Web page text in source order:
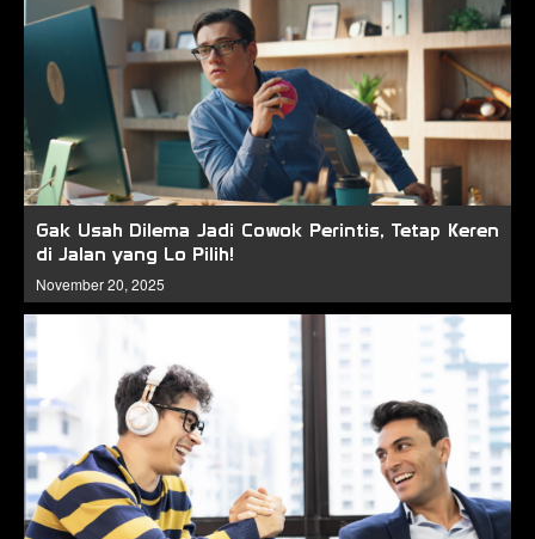
Gak Usah Dilema Jadi Cowok Perintis, Tetap Keren
di Jalan yang Lo Pilih!
November 20, 2025